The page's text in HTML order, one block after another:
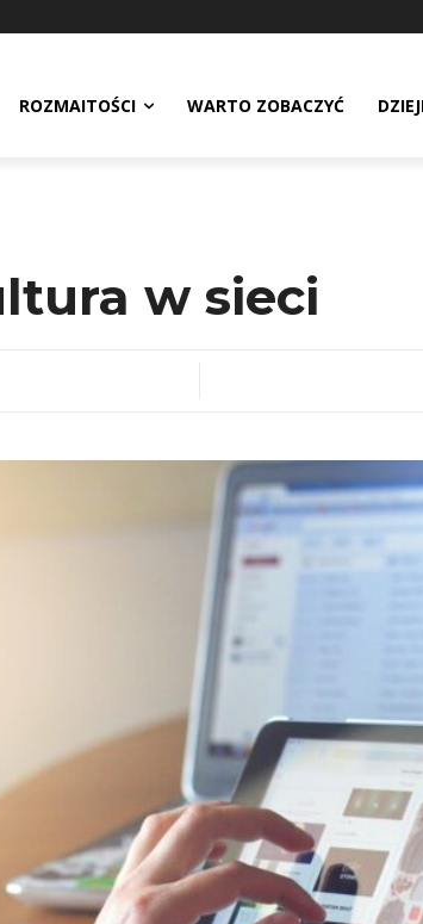
ROZMAITOŚCI WARTO ZOBACZYĆ
w sieci